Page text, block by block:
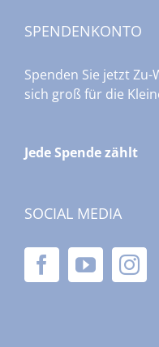
SPENDENKONTO
Spenden Sie jetzt
sich groß für die
Jede Spende zählt
SOCIAL MEDIA